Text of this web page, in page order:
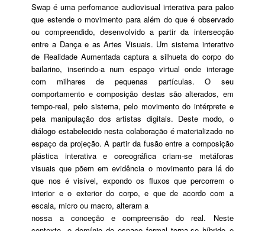
Swap é uma perfomance audiovisual interativa para palco
que estende o movimento para além do que é observado
ou compreendido, desenvolvido a partir da intersecção
entre a Dança e as Artes Visuais. Um sistema interativo
de Realidade Aumentada captura a silhueta do corpo do
bailarino, inserindo-a num espaço virtual onde interage
com milhares de pequenas partículas. O seu
comportamento e composição destas são alterados, em
tempo-real, pelo sistema, pelo movimento do intérprete e
pela manipulação dos artistas digitais. Deste modo, o
diálogo estabelecido nesta colaboração é materializado no
espaço da projeção. A partir da fusão entre a composição
plástica interativa e coreográfica criam-se metáforas
visuais que põem em evidência o movimento para lá do
que nos é visível, expondo os fluxos que percorrem o
interior e o exterior do corpo, e que de acordo com a
escala, micro ou macro, alteram a
nossa a conceção e compreensão do real. Neste